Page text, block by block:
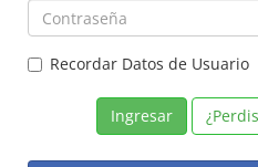
Recordar Datos de Usuario